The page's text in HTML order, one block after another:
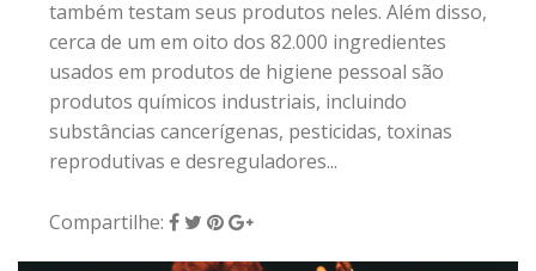
também testam seus produtos neles. Além disso,
cerca de um em oito dos 82.000 ingredientes
usados ​​em produtos de higiene pessoal são
produtos químicos industriais, incluindo
substâncias cancerígenas, pesticidas, toxinas
reprodutivas e desreguladores...
Compartilhe: